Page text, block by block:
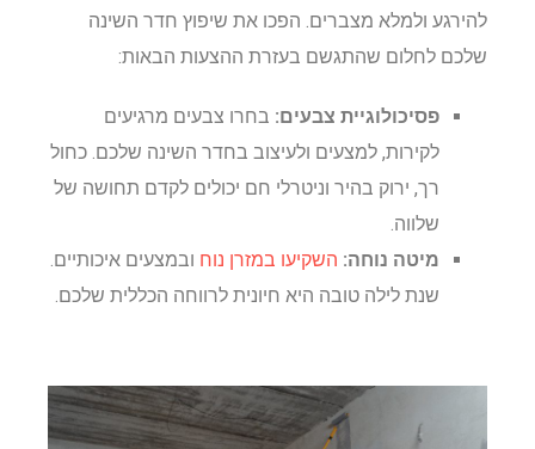
להירגע ולמלא מצברים. הפכו את שיפוץ חדר השינה
שלכם לחלום שהתגשם בעזרת ההצעות הבאות:
פסיכולוגיית צבעים:בחרו צבעים מרגיעים
לקירות, למצעים ולעיצוב בחדר השינה שלכם. כחול
רך, ירוק בהיר וניטרלי חם יכולים לקדם תחושה של
שלווה.
מיטה נוחה: השקיעו במזרן נוחובמצעים איכותיים.
שנת לילה טובה היא חיונית לרווחה הכללית שלכם.